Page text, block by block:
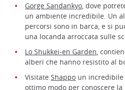
Gorge Sandankyo , dove
un ambiente incredibile. Un
percorsi sono in barca, e si
una locanda arroccata sulle
Lo Shukkei-en Garden ,
alberi che hanno resistito al
Visitate Shappo un incredibile
ottimo modo per conoscere la